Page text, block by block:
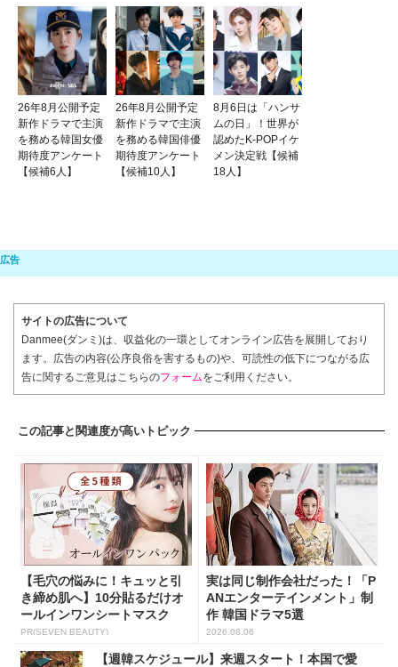
26年8月公開予定
新作ドラマで主演
を務める韓国女優
期待度アンケート
【候補6人】
26年8月公開予定
新作ドラマで主演
を務める韓国俳優
期待度アンケート
【候補10人】
8月6日は「ハンサ
ムの日」！世界が
認めたK-POPイケ
メン決定戦【候補
18人】
サイトの広告について
Danmee(ダンミ)は、収益化の一環としてオンライン広告を展開しており
ます。広告の内容(公序良俗を害するもの)や、可読性の低下につながる広
告に関するご意見はこちらのフォームをご利用ください。
この記事と関連度が高いトピック
【毛穴の悩みに！キュッと引
き締め肌へ】10分貼るだけオ
ールインワンシートマスク
PR(SEVEN BEAUTY)
実は同じ制作会社だった！「P
ANエンターテインメント」制
作 韓国ドラマ5選
2026.08.06
【週韓スケジュール】来週スタート！本国で愛